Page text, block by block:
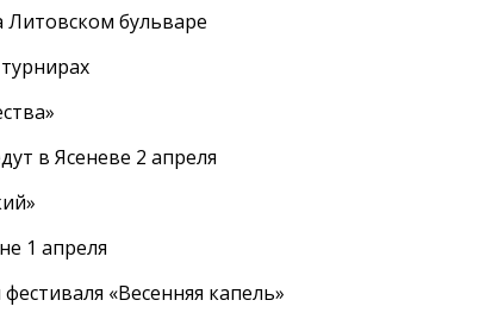
Литовском бульваре
в Ясеневе 2 апреля
1 апреля
«Весенняя капель»